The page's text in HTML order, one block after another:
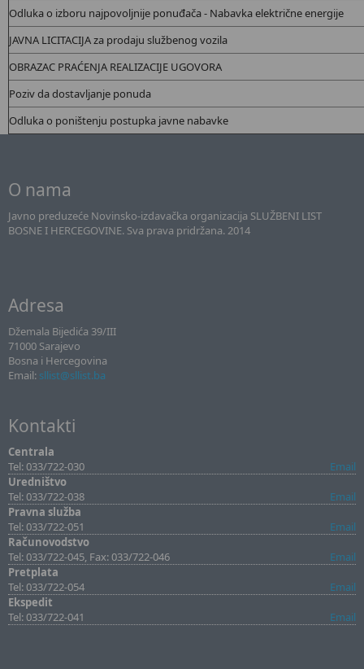
Odluka o izboru najpovoljnije ponuđača - Nabavkaelektrične energije
JAVNA LICITACIJA za prodaju službenog vozila
OBRAZAC PRAĆENJA REALIZACIJE UGOVORA
Poziv da dostavljanje ponuda
Odluka o poništenju postupka javne nabavke
O nama
Javno preduzeće Novinsko-izdavačka organizacija SLUŽBENI LIST
BOSNE I HERCEGOVINE. Sva prava pridržana. 2014
Adresa
Džemala Bijedića 39/III
71000 Sarajevo
Bosna i Hercegovina
Email: sllist@sllist.ba
Kontakti
Centrala
Tel: 033/722-030
Email
Uredništvo
Tel: 033/722-038
Email
Pravna služba
Tel: 033/722-051
Email
Računovodstvo
Tel: 033/722-045, Fax: 033/722-046
Email
Pretplata
Tel: 033/722-054
Email
Ekspedit
Tel: 033/722-041
Email